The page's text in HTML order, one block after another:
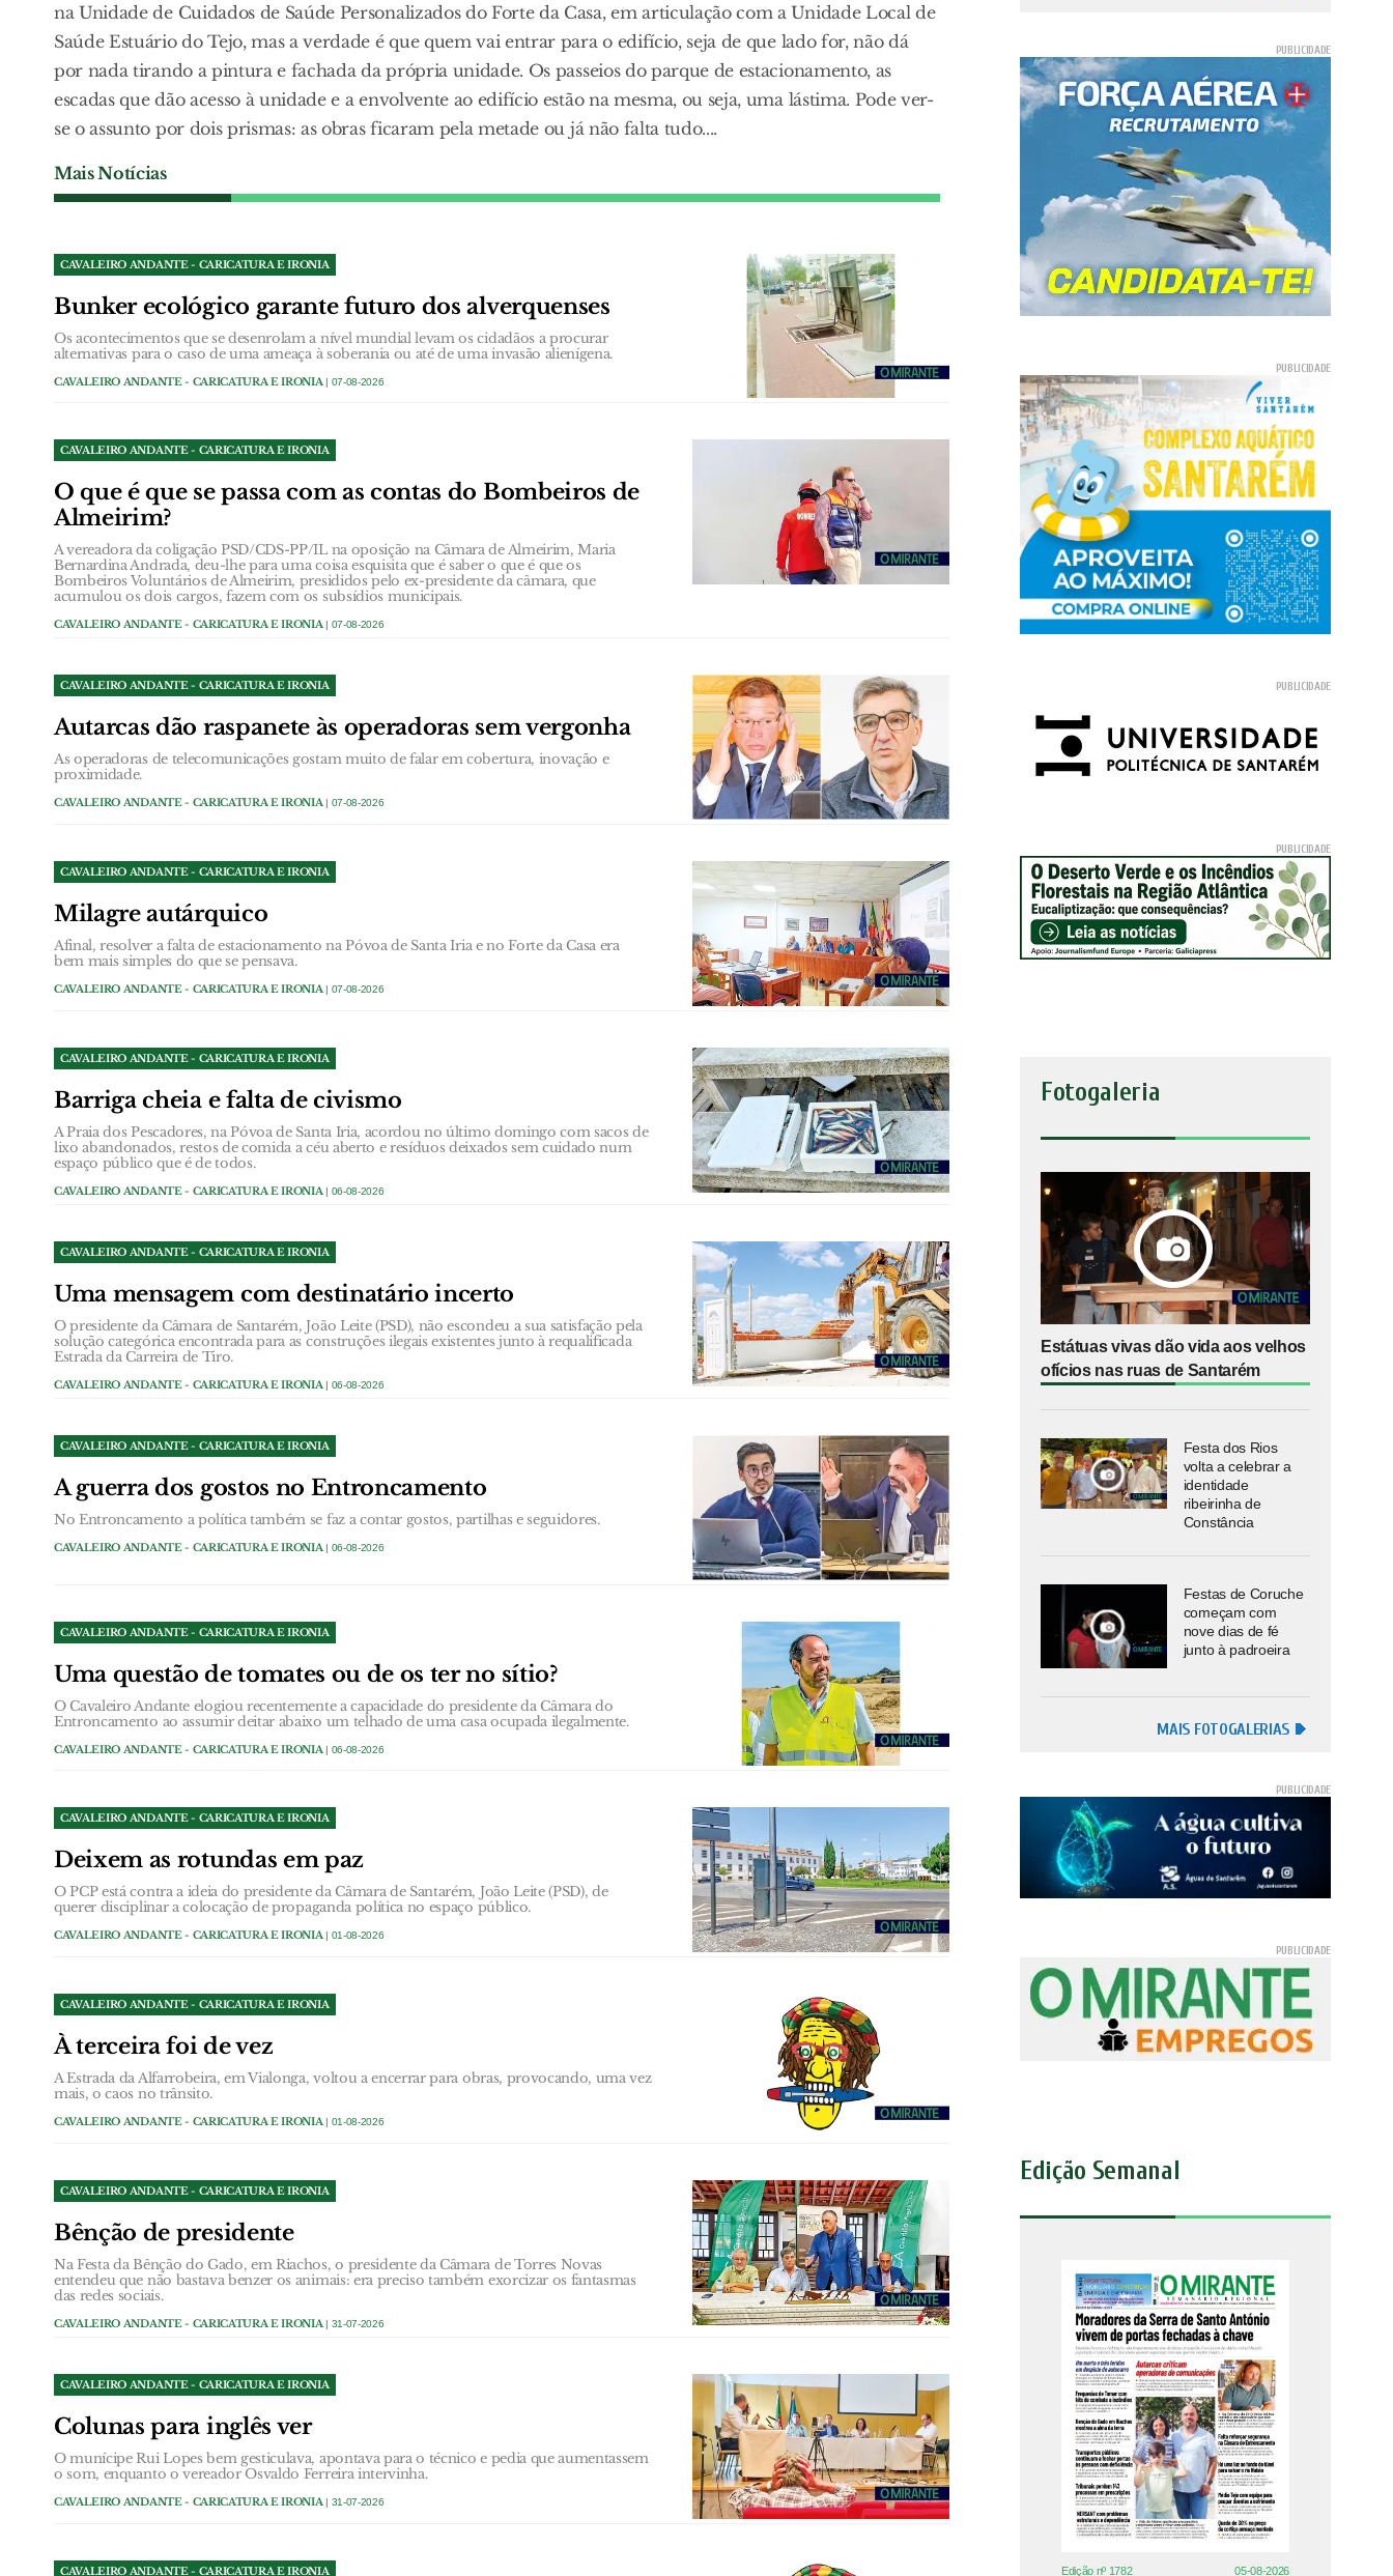
na Unidade de Cuidados de Saúde Personalizados do Forte da Casa, em articulação com a Unidade Local de
Saúde Estuário do Tejo, mas a verdade é que quem vai entrar para o edifício, seja de que lado for, não dá
por nada tirando a pintura e fachada da própria unidade. Os passeios do parque de estacionamento, as
escadas que dão acesso à unidade e a envolvente ao edifício estão na mesma, ou seja, uma lástima. Pode ver-
se o assunto por dois prismas: as obras ficaram pela metade ou já não falta tudo....
Mais Notícias
CAVALEIRO ANDANTE - CARICATURA E IRONIA
Bunker ecológico garante futuro dos alverquenses
Os acontecimentos que se desenrolam a nível mundial levam os cidadãos a procurar
alternativas para o caso de uma ameaça à soberania ou até de uma invasão alienígena.
CAVALEIRO ANDANTE - CARICATURA E IRONIA | 07-08-2026
CAVALEIRO ANDANTE - CARICATURA E IRONIA
O que é que se passa com as contas do Bombeiros de
Almeirim?
A vereadora da coligação PSD/CDS-PP/IL na oposição na Câmara de Almeirim, Maria
Bernardina Andrada, deu-lhe para uma coisa esquisita que é saber o que é que os
Bombeiros Voluntários de Almeirim, presididos pelo ex-presidente da câmara, que
acumulou os dois cargos, fazem com os subsídios municipais.
CAVALEIRO ANDANTE - CARICATURA E IRONIA| 07-08-2026
CAVALEIRO ANDANTE - CARICATURA E IRONIA
Autarcas dão raspanete às operadoras sem vergonha
As operadoras de telecomunicações gostam muito de falar em cobertura, inovação e
proximidade.
CAVALEIRO ANDANTE - CARICATURA E IRONIA| 07-08-2026
CAVALEIRO ANDANTE - CARICATURA E IRONIA
Milagre autárquico
Afinal, resolver a falta de estacionamento na Póvoa de Santa Iria e no Forte da Casa era
bem mais simples do que se pensava.
CAVALEIRO ANDANTE - CARICATURA E IRONIA | 07-08-2026
CAVALEIRO ANDANTE - CARICATURA E IRONIA
Barriga cheia e falta de civismo
A Praia dos Pescadores, na Póvoa de Santa Iria, acordou no último domingo com sacos de
lixo abandonados, restos de comida a céu aberto e resíduos deixados sem cuidado num
espaço público que é de todos.
CAVALEIRO ANDANTE - CARICATURA E IRONIA | 06-08-2026
CAVALEIRO ANDANTE - CARICATURA E IRONIA
Uma mensagem com destinatário incerto
O presidente da Câmara de Santarém, João Leite (PSD), não escondeu a sua satisfação pela
solução categórica encontrada para as construções ilegais existentes junto à requalificada
Estrada da Carreira de Tiro.
CAVALEIRO ANDANTE - CARICATURA E IRONIA | 06-08-2026
CAVALEIRO ANDANTE - CARICATURA E IRONIA
A guerra dos gostos no Entroncamento
No Entroncamento a política também se faz a contar gostos, partilhas e seguidores.
CAVALEIRO ANDANTE - CARICATURA E IRONIA | 06-08-2026
CAVALEIRO ANDANTE - CARICATURA E IRONIA
Uma questão de tomates ou de os ter no sítio?
O Cavaleiro Andante elogiou recentemente a capacidade do presidente da Câmara do
Entroncamento ao assumir deitar abaixo um telhado de uma casa ocupada ilegalmente.
CAVALEIRO ANDANTE - CARICATURA E IRONIA | 06-08-2026
CAVALEIRO ANDANTE - CARICATURA E IRONIA
Deixem as rotundas em paz
O PCP está contra a ideia do presidente da Câmara de Santarém, João Leite (PSD), de
querer disciplinar a colocação de propaganda política no espaço público.
CAVALEIRO ANDANTE - CARICATURA E IRONIA| 01-08-2026
CAVALEIRO ANDANTE - CARICATURA E IRONIA
À terceira foi de vez
A Estrada da Alfarrobeira, em Vialonga, voltou a encerrar para obras, provocando, uma vez
mais, o caos no trânsito.
CAVALEIRO ANDANTE - CARICATURA E IRONIA | 01-08-2026
CAVALEIRO ANDANTE - CARICATURA E IRONIA
Bênção de presidente
Na Festa da Bênção do Gado, em Riachos, o presidente da Câmara de Torres Novas
entendeu que não bastava benzer os animais: era preciso também exorcizar os fantasmas
das redes sociais.
CAVALEIRO ANDANTE - CARICATURA E IRONIA | 31-07-2026
CAVALEIRO ANDANTE - CARICATURA E IRONIA
Colunas para inglês ver
O munícipe Rui Lopes bem gesticulava, apontava para o técnico e pedia que aumentassem
o som, enquanto o vereador Osvaldo Ferreira intervinha.
CAVALEIRO ANDANTE - CARICATURA E IRONIA | 31-07-2026
CAVALEIRO ANDANTE - CARICATURA E IRONIA
Fotogaleria
Estátuas vivas dão vida aos velhos
ofícios nas ruas de Santarém
Festa dos Rios
volta a celebrar a
identidade
ribeirinha de
Constância
Festas de Coruche
começam com
nove dias de fé
junto à padroeira
MAIS FOTOGALERIAS
Edição Semanal
Edição nº 1782 05-08-2026